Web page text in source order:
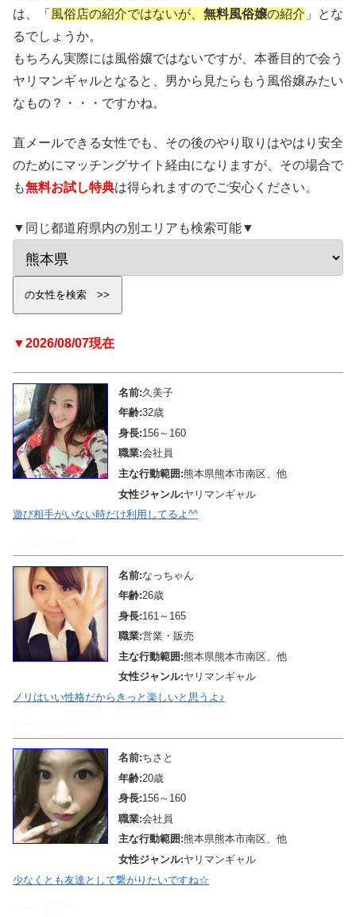
は、「 風俗店の紹介ではないが、 無料風俗嬢の紹介 」とな
るでしょうか。
もちろん実際には風俗嬢ではないですが、本番目的で会う
ヤリマンギャルとなると、男から見たらもう風俗嬢みたい
なもの？・・・ですかね。
直メールできる女性でも、その後のやり取りはやはり安全
のためにマッチングサイト経由になりますが、その場合で
も無料お試し特典は得られますのでご安心ください。
▼同じ都道府県内の別エリアも検索可能▼
▼2026/08/07現在
名前:久美子
年齢:32歳
身長:156～160
職業:会社員
主な行動範囲:熊本県熊本市南区、他
女性ジャンル:ヤリマンギャル
遊び相手がいない時だけ利用してるよ^^
名前:なっちゃん
年齢:26歳
身長:161～165
職業:営業・販売
主な行動範囲:熊本県熊本市南区、他
女性ジャンル:ヤリマンギャル
ノリはいい性格だからきっと楽しいと思うよ♪
名前:ちさと
年齢:20歳
身長:156～160
職業:会社員
主な行動範囲:熊本県熊本市南区、他
女性ジャンル:ヤリマンギャル
少なくとも友達として繋がりたいですね☆